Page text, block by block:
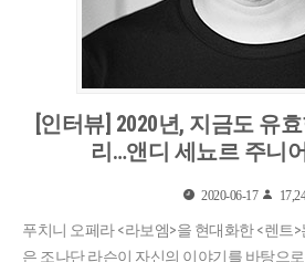
[인터뷰] 2020년, 지금도 유
리…앤디 세뇨르 주니
2020-06-17
푸치니 오페라 <라보엠>을 현대화한 <렌트
은 조나단 라슨이 자신의 이야기를 바탕으